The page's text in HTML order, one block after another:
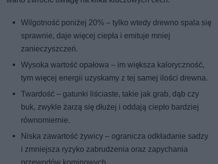
Wilgotność poniżej 20% – tylko wtedy drewno spala się
sprawnie, daje więcej ciepła i emituje mniej
zanieczyszczeń.
Wysoka wartość opałowa – im większa kaloryczność,
tym więcej energii uzyskamy z tej samej ilości drewna.
Twardość – gatunki liściaste, takie jak grab, dąb czy
buk, zwykle żarzą się dłużej i oddają ciepło bardziej
równomiernie.
Niska zawartość żywicy – ogranicza odkładanie sadzy
i zmniejsza ryzyko zabrudzenia oraz zapychania